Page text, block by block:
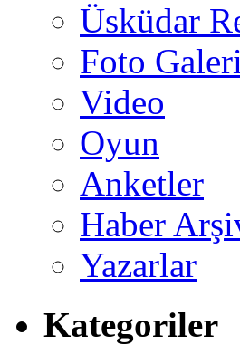
Üsküdar
Foto Galeri
Video
Oyun
Anketler
Haber
Yazarlar
Kategoriler